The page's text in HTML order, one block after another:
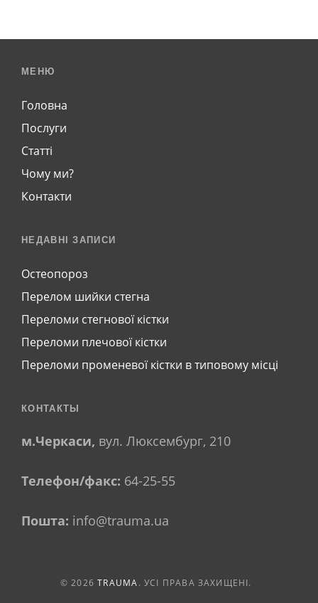
МЕНЮ
Головна
Послуги
Статті
Чому ми?
Контакти
НЕДАВНІ ЗАПИСИ
Остеопороз
Перелом шийки стегна
Переломи стегнової кістки
Переломи плечової кістки
Переломи променевої кістки в типовому місці
КОНТАКТЫ
м.Черкаси, вул. Люксембург, 210
Телефон/факс: 64-25-55
Пошта: info@trauma.ua
© 2026TRAUMA. УСІ ПРАВА ЗАХИЩЕНІ.